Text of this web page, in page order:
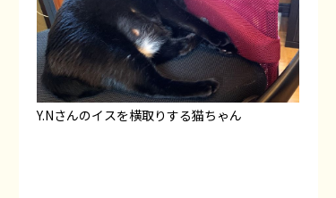
Y.Nさんのイスを横取りする猫ちゃん